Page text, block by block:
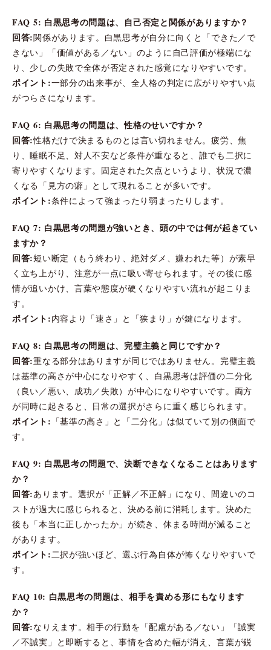
FAQ 5: 白黒思考の問題は、自己否定と関係がありますか？
回答:関係があります。白黒思考が自分に向くと「できた／で
きない」「価値がある／ない」のように自己評価が極端にな
り、少しの失敗で全体が否定された感覚になりやすいです。
ポイント:一部分の出来事が、全人格の判定に広がりやすい点
がつらさになります。
FAQ 6: 白黒思考の問題は、性格のせいですか？
回答:性格だけで決まるものとは言い切れません。疲労、焦
り、睡眠不足、対人不安など条件が重なると、誰でも二択に
寄りやすくなります。固定された欠点というより、状況で濃
くなる「見方の癖」として現れることが多いです。
ポイント:条件によって強まったり弱まったりします。
FAQ 7: 白黒思考の問題が強いとき、頭の中では何が起きてい
ますか？
回答:短い断定（もう終わり、絶対ダメ、嫌われた等）が素早
く立ち上がり、注意が一点に吸い寄せられます。その後に感
情が追いかけ、言葉や態度が硬くなりやすい流れが起こりま
す。
ポイント:内容より「速さ」と「狭まり」が鍵になります。
FAQ 8: 白黒思考の問題は、完璧主義と同じですか？
回答:重なる部分はありますが同じではありません。完璧主義
は基準の高さが中心になりやすく、白黒思考は評価の二分化
（良い／悪い、成功／失敗）が中心になりやすいです。両方
が同時に起きると、日常の選択がさらに重く感じられます。
ポイント: 「基準の高さ」と「二分化」は似ていて別の側面で
す。
FAQ 9: 白黒思考の問題で、決断できなくなることはあります
か？
回答:あります。選択が「正解／不正解」になり、間違いのコ
ストが過大に感じられると、決める前に消耗します。決めた
後も「本当に正しかったか」が続き、休まる時間が減ること
があります。
ポイント: 二択が強いほど、選ぶ行為自体が怖くなりやすいで
す。
FAQ 10: 白黒思考の問題は、相手を責める形にもなります
か？
回答:なりえます。相手の行動を「配慮がある／ない」「誠実
／不誠実」と即断すると、事情を含めた幅が消え、言葉が鋭